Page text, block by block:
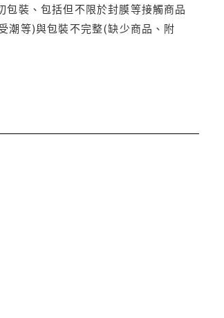
裝、包括但不限於封膜等接觸商品
潮等)與包裝不完整(缺少商品、附